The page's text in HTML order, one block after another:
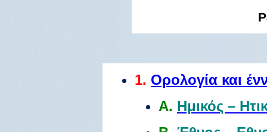
1. Ορολογία και
Α. Ημικός –